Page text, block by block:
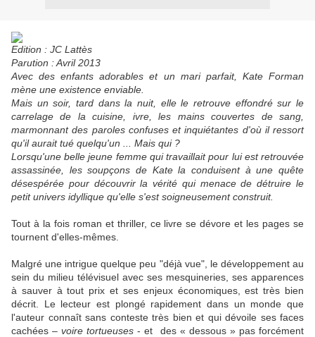
Edition : JC Lattès
Parution : Avril 2013
Avec des enfants adorables et un mari parfait, Kate Forman
mène une existence enviable.
Mais un soir, tard dans la nuit, elle le retrouve effondré sur le
carrelage de la cuisine, ivre, les mains couvertes de sang,
marmonnant des paroles confuses et inquiétantes d'où il ressort
qu'il aurait tué quelqu'un ... Mais qui ?
Lorsqu'une belle jeune femme qui travaillait pour lui est retrouvée
assassinée, les soupçons de Kate la conduisent à une quête
désespérée pour découvrir la vérité qui menace de détruire le
petit univers idyllique qu'elle s'est soigneusement construit.
Tout à la fois roman et thriller, ce livre se dévore et les pages se
tournent d'elles-mêmes.
Malgré une intrigue quelque peu "déjà vue", le développement au
sein du milieu télévisuel avec ses mesquineries, ses apparences
à sauver à tout prix et ses enjeux économiques, est très bien
décrit. Le lecteur est plongé rapidement dans un monde que
l'auteur connaît sans conteste très bien et qui dévoile ses faces
cachées –voire tortueuses - et des « dessous » pas forcément